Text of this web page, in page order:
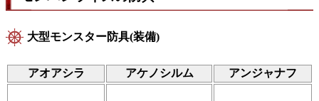
大型モンスター防具(装備)
アオアシラ アケノシルム アンジャナフ